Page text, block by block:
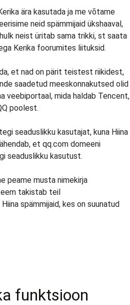
ära kasutada ja me võtame
neid spämmijaid ükshaaval,
neist üritab sama trikki, st saata
Kerika foorumites liituksid.
et nad on pärit teistest riikidest,
saadetud meeskonnakutsed olid
veebiportaal, mida haldab Tencent,
poolest.
seaduslikku kasutajat, kuna Hiina
et qq.com domeeni
seaduslikku kasutust.
peame musta nimekirja
takistab teil
spämmijaid, kes on suunatud
funktsioon